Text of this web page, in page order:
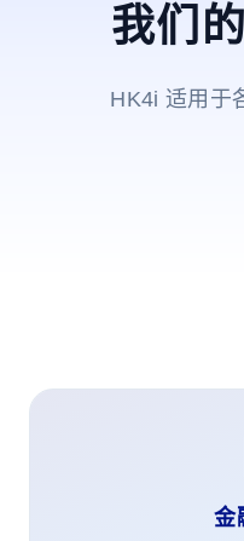
我们
HK4i 适用于
金